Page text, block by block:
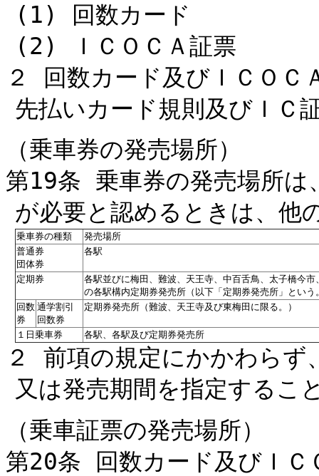
(1) 回数カード
(2) ＩＣＯＣＡ証票
２ 回数カード及びＩＣＯＣ
先払いカード規則及びＩＣ
（乗車券の発売場所）
第19条 乗車券の発売場所は
が必要と認めるときは、他
乗車券の種類
発売場所
普通券
団体券
各駅
定期券
各駅並びに梅田、難波、天王寺、中百舌鳥、太子橋今
の各駅構内定期券発売所（以下「定期券発売所」という
回数
券
通学割引
回数券
定期券発売所（難波、天王寺及び東梅田に限る。）
１日乗車券 各駅、各駅及び定期券発売所
２ 前項の規定にかかわらず
又は発売期間を指定するこ
（乗車証票の発売場所）
第20条 回数カード及びＩＣ